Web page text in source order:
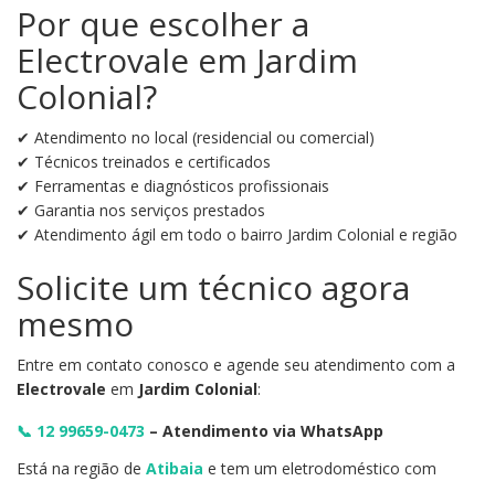
Por que escolher a
Electrovale em Jardim
Colonial?
✔ Atendimento no local (residencial ou comercial)
✔ Técnicos treinados e certificados
✔ Ferramentas e diagnósticos profissionais
✔ Garantia nos serviços prestados
✔ Atendimento ágil em todo o bairro Jardim Colonial e região
Solicite um técnico agora
mesmo
Entre em contato conosco e agende seu atendimento com a
Electrovale em Jardim Colonial:
📞 12 99659-0473 – Atendimento via WhatsApp
Está na região de Atibaia e tem um eletrodoméstico com